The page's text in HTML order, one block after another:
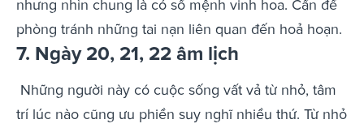
nhưng nhìn chung là có số mệnh vinh hoa. Cần đề
phòng tránh những tai nạn liên quan đến hoả hoạn.
7. Ngày 20, 21, 22 âm lịch
Những người này có cuộc sống vất vả từ nhỏ, tâm
trí lúc nào cũng ưu phiền suy nghĩ nhiều thứ. Từ nhỏ